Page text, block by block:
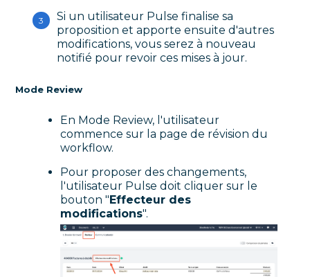
Si un utilisateur Pulse finalise sa
proposition et apporte ensuite d'autres
modifications, vous serez à nouveau
notifié pour revoir ces mises à jour.
Mode Review
En Mode Review, l'utilisateur
commence sur la page de révision du
workflow.
Pour proposer des changements,
l'utilisateur Pulse doit cliquer sur le
bouton "Effecteur des
modifications".